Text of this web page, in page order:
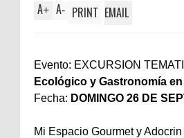
A+ A- PRINT EMAIL
Evento: EXCURSION
Ecológico y Gastronomía
Fecha: DOMINGO 26 DE
Mi Espacio Gourmet y